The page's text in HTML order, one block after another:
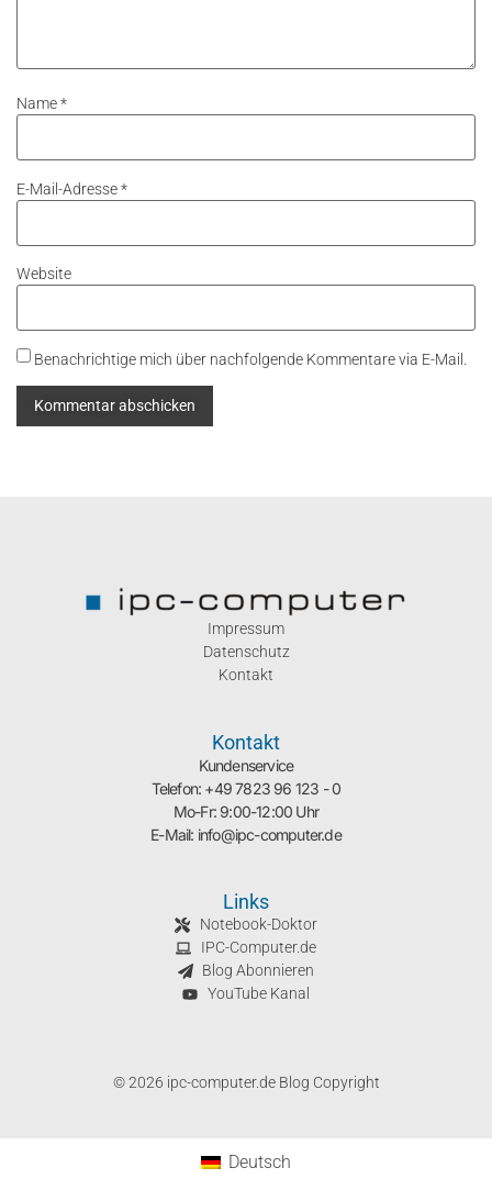
Name*
E-Mail-Adresse*
Website
Benachrichtige mich über nachfolgende Kommentare via E-Mail.
Impressum
Datenschutz
Kontakt
Kontakt
Kundenservice
Telefon: +49 7823 96 123 - 0
Mo-Fr: 9:00-12:00 Uhr
E-Mail: info@ipc-computer.de
Links
Notebook-Doktor
IPC-Computer.de
Blog Abonnieren
YouTube Kanal
© 2026 ipc-computer.de Blog Copyright
Deutsch